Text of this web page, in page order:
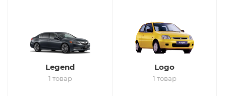
Legend
1 товар
Logo
1 товар